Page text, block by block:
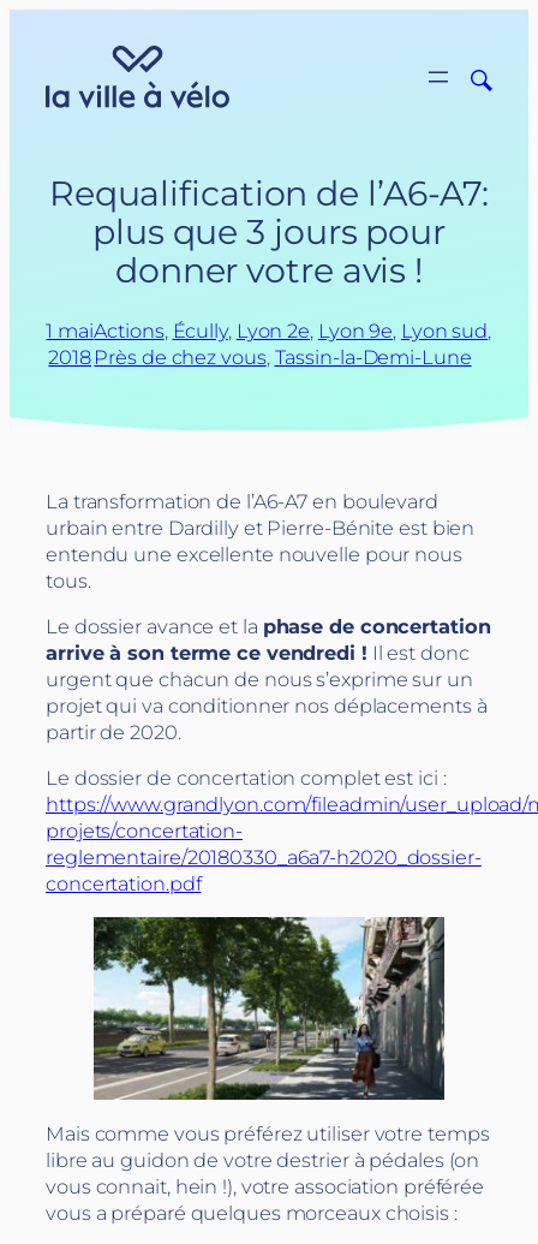
Requalification de l’A6-A7:
plus que 3 jours pour
donner votre avis !
1 mai
2018
Actions, Écully, Lyon 2e, Lyon 9e, Lyon sud
Près de chez vous, Tassin-la-Demi-Lune
La transformation de l’A6-A7 en boulevard
urbain entre Dardilly et Pierre-Bénite est bien
entendu une excellente nouvelle pour nous
tous.
Le dossier avance et la phase de concertation
arrive à son terme ce vendredi ! Il est donc
urgent que chacun de nous s’exprime sur un
projet qui va conditionner nos déplacements à
partir de 2020.
Le dossier de concertation complet est ici :
https://www.grandlyon.com/fileadmin/user_upload/
projets/concertation-
reglementaire/20180330_a6a7-h2020_dossier-
concertation.pdf
Mais comme vous préférez utiliser votre temps
libre au guidon de votre destrier à pédales (on
vous connait, hein !), votre association préférée
vous a préparé quelques morceaux choisis :